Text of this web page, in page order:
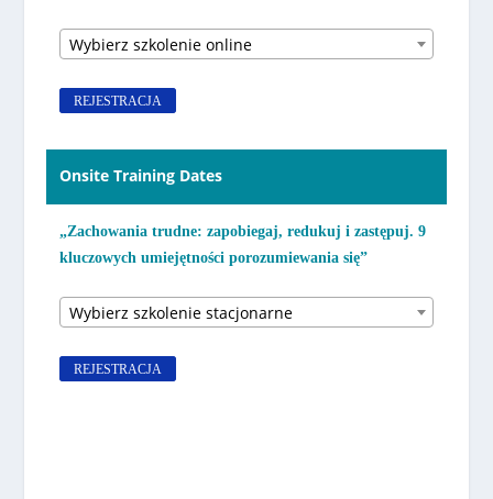
Wybierz szkolenie online
REJESTRACJA
Onsite Training Dates
„Zachowania trudne: zapobiegaj, redukuj i zastępuj. 9
kluczowych umiejętności porozumiewania się”
Wybierz szkolenie stacjonarne
REJESTRACJA